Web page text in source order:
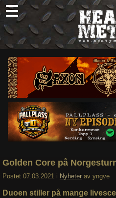
Skip
to
content
Om
Søk
Golden Core på
Postet 07.03.2021 i Nyheter av yngve
Duoen stiller på mange